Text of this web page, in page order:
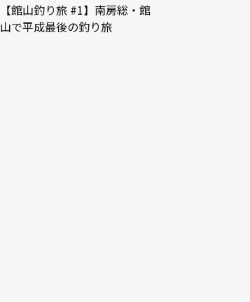
【館山釣り旅 #1】南房総・館
山で平成最後の釣り旅